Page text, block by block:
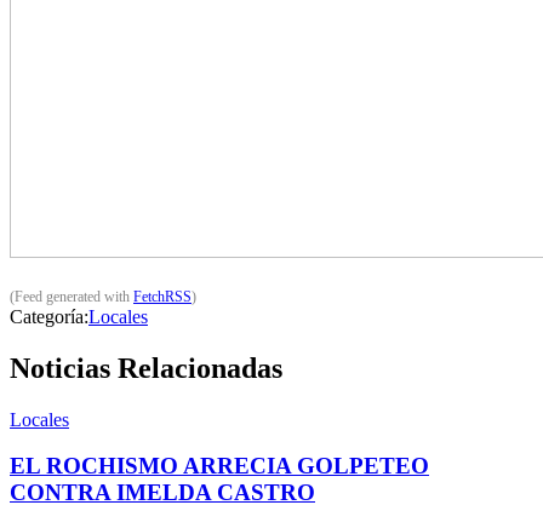
(Feed generated with FetchRSS)
Categoría:Locales
Noticias Relacionadas
Locales
EL ROCHISMO ARRECIA GOLPETEO
CONTRA IMELDA CASTRO